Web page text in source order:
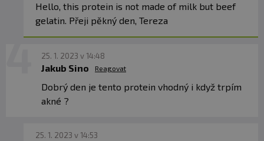
Hello, this protein is not made of milk but beef
gelatin. Přeji pěkný den, Tereza
25. 1. 2023 v 14:48
Jakub Sino Reagovat
Dobrý den je tento protein vhodný i když trpím
akné ?
25. 1. 2023 v 14:53